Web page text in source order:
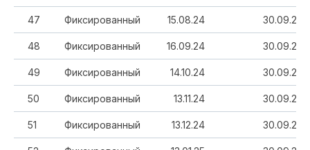
47 Фиксированный 15.08.24 30.09.20
48 Фиксированный 16.09.24 30.09.20
49 Фиксированный 14.10.24 30.09.20
50 Фиксированный 13.11.24 30.09.20
51 Фиксированный 13.12.24 30.09.20